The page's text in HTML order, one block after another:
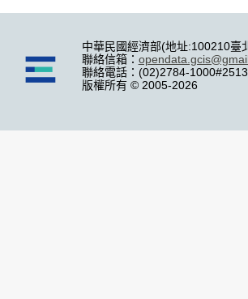
中華民國經濟部(地址:100210臺
聯絡信箱：
聯絡電話：(02)2784-1000#2513
版權所有 © 2005-2026